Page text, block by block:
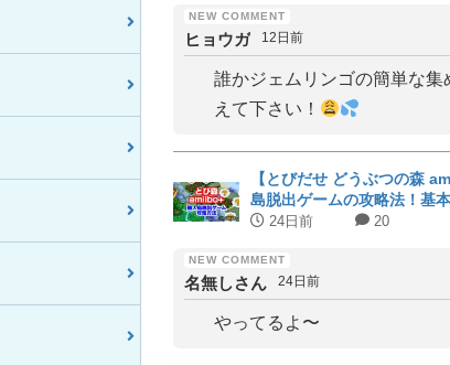
ヒョウガ 12日前
誰かジェムリンゴの簡単な集
えて下さい！
【とびだせ どうぶつの森
島脱出ゲームの攻略法！基本
24日前 20
名無しさん 24日前
やってるよ〜